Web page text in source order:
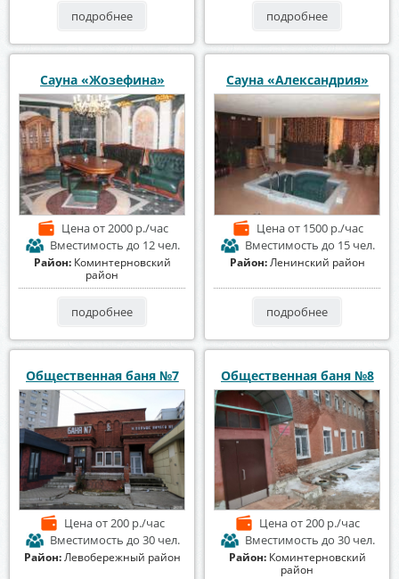
подробнее подробнее
Сауна «Жозефина»
Ценаот 2000 р./час
Вместимость до 12 чел.
Район: Коминтерновский
район
подробнее
Сауна «Александрия»
Ценаот 1500 р./час
Вместимость до 15 чел.
Район:Ленинский район
подробнее
Общественная баня №7
Ценаот 200 р./час
Вместимость до 30 чел.
Район:Левобережный район
Общественная баня №8
Ценаот 200 р./час
Вместимость до 30 чел.
Район: Коминтерновский
район